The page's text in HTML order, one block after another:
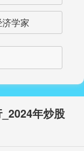
济学家
年炒股